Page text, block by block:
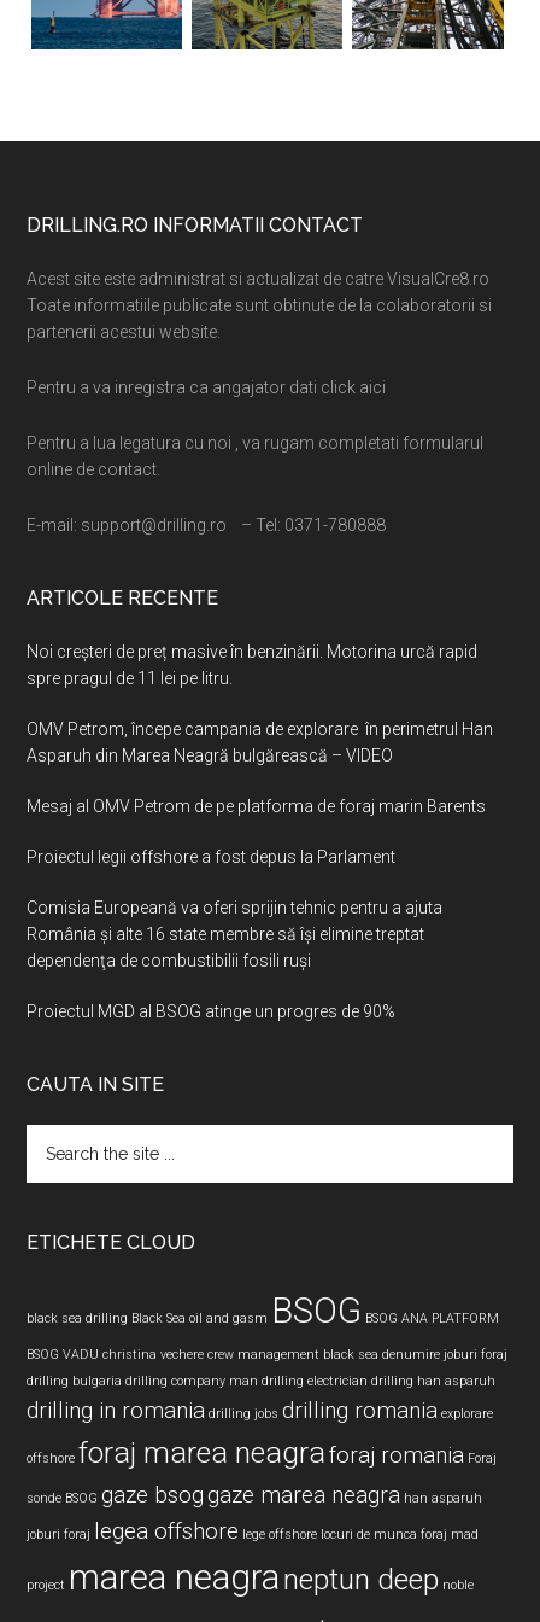
Footer
DRILLING.RO INFORMATII CONTACT
Acest site este administrat si actualizat de catre VisualCre8.ro
Toate informatiile publicate sunt obtinute de la colaboratorii si
partenerii acestui website.
Pentru a va inregistra ca angajator dati click aici
Pentru a lua legatura cu noi , va rugam completati formularul
online de contact.
E-mail: support@drilling.ro – Tel: 0371-780888
ARTICOLE RECENTE
Noi creșteri de preț masive în benzinării. Motorina urcă rapid
spre pragul de 11 lei pe litru.
OMV Petrom, începe campania de explorare în perimetrul Han
Asparuh din Marea Neagră bulgărească – VIDEO
Mesaj al OMV Petrom de pe platforma de foraj marin Barents
Proiectul legii offshore a fost depus la Parlament
Comisia Europeană va oferi sprijin tehnic pentru a ajuta
România şi alte 16 state membre să îşi elimine treptat
dependenţa de combustibilii fosili ruşi
Proiectul MGD al BSOG atinge un progres de 90%
CAUTA IN SITE
the
ETICHETE CLOUD
black sea drilling Black Sea oil and gasm BSOG BSOG ANA PLATFORM
BSOG VADU christina vechere crew management black sea denumire joburi foraj
drilling bulgaria drilling company man drilling electrician drilling han asparuh
drilling in romania drilling jobs drilling romania explorare
offshore foraj marea neagraforaj romania Foraj
sonde BSOG gaze bsoggaze marea neagra han asparuh
joburi foraj legea offshore lege offshore locuri de munca foraj mad
project marea neagraneptun deep noble